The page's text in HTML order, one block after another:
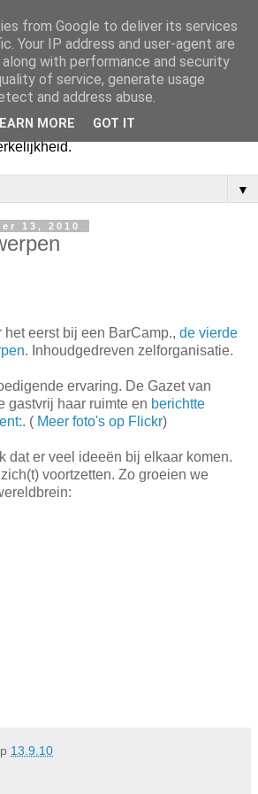
wil. Hier zeg ik wat ik gezegd wil
Misschien voor jou. Zolang het mijn
verheldert. En mogelijk maakt het
▼
13, 2010
eerst bij een BarCamp., de vierde
. Inhoudgedreven zelforganisatie.
ervaring. De Gazet van
gastvrij haar ruimte en berichtte
. ( Meer foto's op Flickr)
dat er veel ideeën bij elkaar komen.
voortzetten. Zo groeien we
13.9.10
from Google to deliver its services
Your IP address and user-agent are
with performance and security
of service, generate usage
and address abuse.
MORE GOT IT